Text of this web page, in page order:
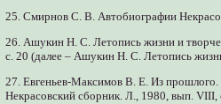
25. Смирнов С. В. Автобиографии
26. Ашукин Н. С. Летопись жизни и
с. 20 (далее – Ашукин Н. С. Летопись
27. Евгеньев-Максимов В. Е. Из прошлого.
Некрасовский сборник. Л., 1980, вып. VIII,